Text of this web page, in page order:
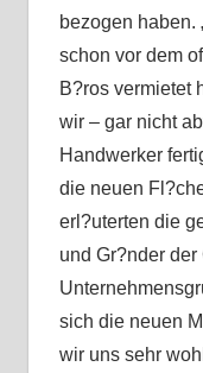
bezogen haben.
schon vor dem
B?ros vermietet
wir – gar nicht
Handwerker
die neuen
erl?uterten die
und Gr?nder der
sich die neuen
wir uns sehr